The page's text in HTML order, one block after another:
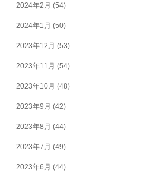
2024年2月 (54)
2024年1月 (50)
2023年12月 (53)
2023年11月 (54)
2023年10月 (48)
2023年9月 (42)
2023年8月 (44)
2023年7月 (49)
2023年6月 (44)